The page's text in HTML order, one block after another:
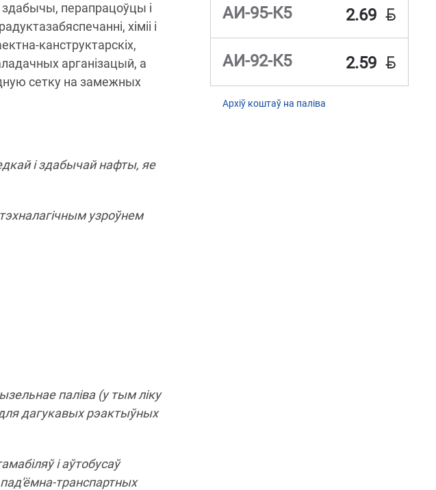
здабычы, перапрацоўцы і
хіміі і
канструктарскіх,
арганізацый, а
сетку на замежных
і здабычай нафты, яе
узроўнем
паліва (у тым ліку
для дагукавых рэактыўных
і аўтобусаў
транспартных
АИ-95-К5 2.69 BYN
АИ-92-К5 2.59 BYN
Архіў коштаў на паліва